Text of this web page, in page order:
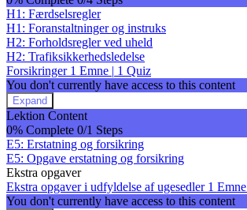
H1: Færdselsregler
H1: Foranstaltninger og instruks
H2: Forholdsregler ved uheld
H2: Trafiksikkerhedsledelse
Forsikringer 1 Emne | 1 Quiz
You don't currently have access to this content
Expand
Forsikringer
Lektion Content
0% Complete 0/1 Steps
E5: Erstatning og forsikring
E5: Opgave erstatning og forsikring
Ekstra opgaver
Ekstra opgaver i udfyldelse af ugesedler 1 Emne
You don't currently have access to this content